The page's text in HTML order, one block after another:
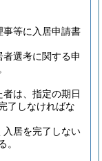
事等に入居申請書
選考に関する申
は、指定の期日
了しなければな
入居を完了しない
。